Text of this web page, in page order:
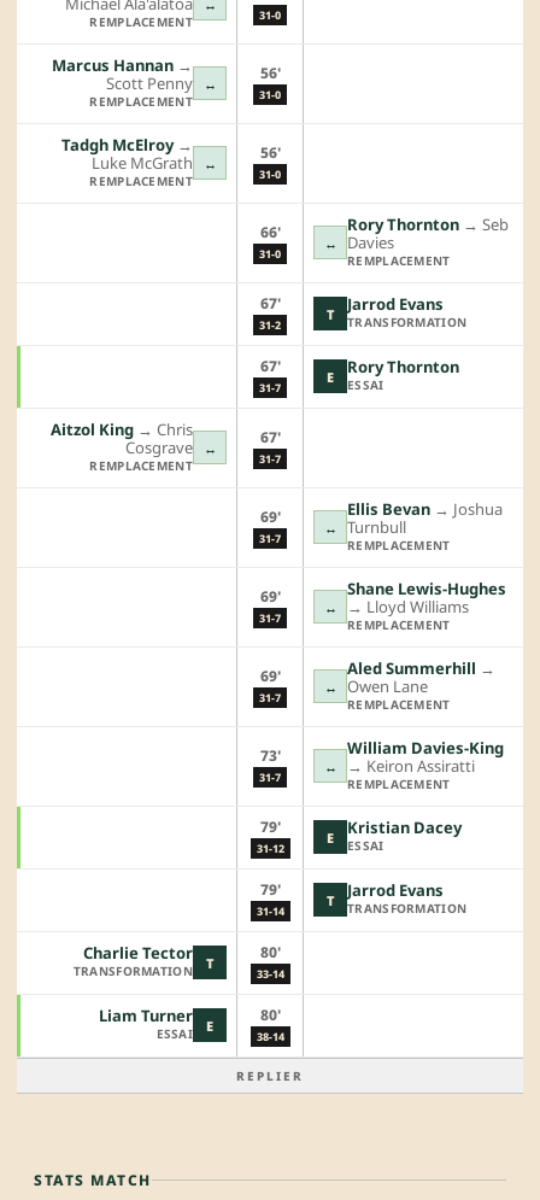
↔
REMPLACEMENT 31-0
↔
Marcus Hannan →︎
Scott Penny
REMPLACEMENT
56'
31-0
↔
Tadgh McElroy→︎
Luke McGrath
REMPLACEMENT
56'
31-0
66'
31-0
↔
Rory Thornton →︎ Seb
Davies
REMPLACEMENT
67'
31-2
T Jarrod Evans
TRANSFORMATION
67'
31-7
E Rory Thornton
ESSAI
↔
Aitzol King →︎ Chris
Cosgrave
REMPLACEMENT
67'
31-7
69'
31-7
↔
Ellis Bevan →︎ Joshua
Turnbull
REMPLACEMENT
69'
31-7
↔
Shane Lewis-Hughes
→︎ Lloyd Williams
REMPLACEMENT
69'
31-7
↔
Aled Summerhill →︎
Owen Lane
REMPLACEMENT
73'
31-7
↔
William Davies-King
→︎ Keiron Assiratti
REMPLACEMENT
79'
31-12
E Kristian Dacey
ESSAI
79'
31-14
T Jarrod Evans
TRANSFORMATION
T
Charlie Tector
TRANSFORMATION
80'
33-14
E
Liam Turner
ESSAI
80'
38-14
REPLIER
STATS MATCH